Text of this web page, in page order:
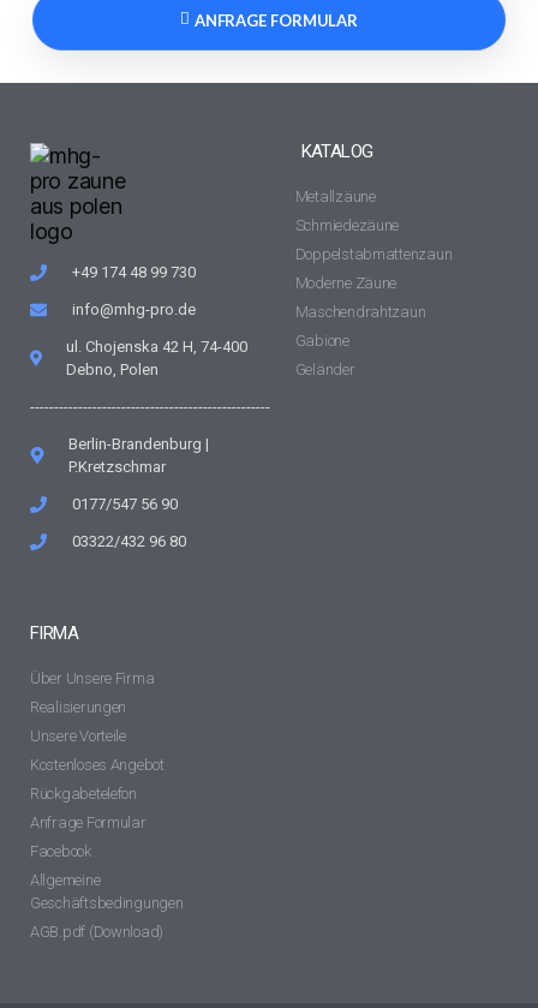
ANFRAGE FORMULAR
+49 174 48 99 730
info@mhg-pro.de
ul. Chojenska 42 H, 74-400
Debno, Polen
--------------------------------------------------
Berlin-Brandenburg |
P.Kretzschmar
0177/547 56 90
03322/432 96 80
KATALOG
Metallzäune
Schmiedezäune
Doppelstabmattenzaun
Moderne Zäune
Maschendrahtzaun
Gabione
Geländer
FIRMA
Über Unsere Firma
Realisierungen
Unsere Vorteile
Kostenloses Angebot
Rückgabetelefon
Anfrage Formular
Facebook
Allgemeine
Geschäftsbedingungen
AGB.pdf (Download)